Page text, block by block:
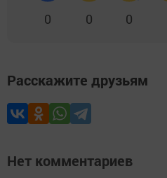
0 0 0
Расскажите друзьям
Нет комментариев